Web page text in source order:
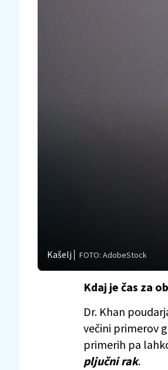
Kašelj FOTO: AdobeStock
Kdaj je čas za
Dr. Khan
večini primerov
primerih pa
pljučni rak.